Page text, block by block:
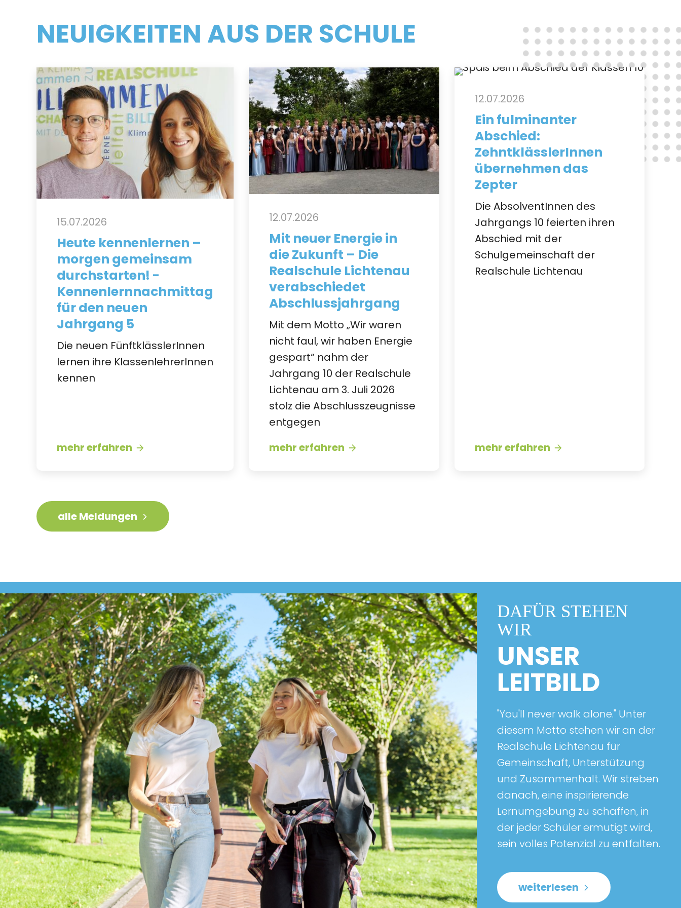
NEUIGKEITEN AUS DER SCHULE
15.07.2026
Heute kennenlernen –
morgen gemeinsam
durchstarten! -
Kennenlernnachmittag
für den neuen
Jahrgang 5
Die neuen FünftklässlerInnen
lernen ihre KlassenlehrerInnen
kennen
mehr erfahren
12.07.2026
Mit neuer Energie in
die Zukunft – Die
Realschule Lichtenau
verabschiedet
Abschlussjahrgang
Mit dem Motto „Wir waren
nicht faul, wir haben Energie
gespart“ nahm der
Jahrgang 10 der Realschule
Lichtenau am 3. Juli 2026
stolz die Abschlusszeugnisse
entgegen
mehr erfahren
12.07.2026
Ein fulminanter
Abschied:
ZehntklässlerInnen
übernehmen das
Zepter
Die AbsolventInnen des
Jahrgangs 10 feierten ihren
Abschied mit der
Schulgemeinschaft der
Realschule Lichtenau
mehr erfahren
alle Meldungen
DAFÜR STEHEN
WIR
UNSER
LEITBILD
"You'll never walk alone." Unter
diesem Motto stehen wir an der
Realschule Lichtenau für
Gemeinschaft, Unterstützung
und Zusammenhalt. Wir streben
danach, eine inspirierende
Lernumgebung zu schaffen, in
der jeder Schüler ermutigt wird,
sein volles Potenzial zu entfalten.
weiterlesen